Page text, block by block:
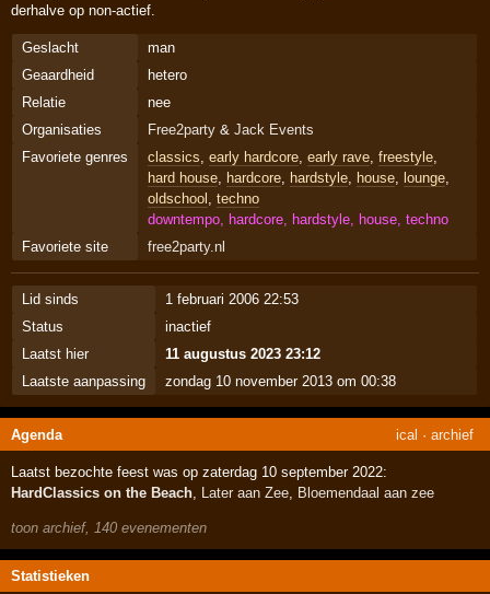
derhalve op non-actief.
Geslacht
man
Geaardheid
hetero
Relatie
nee
Organisaties
Free2party& Jack Events
Favoriete genres
classics early hardcore, early rave, freestyle,
hard house, hardcore, hardstyle, house, lounge,
oldschool techno
downtempo, hardcore, hardstyle, house, techno
Favoriete site
free2party.nl
Lid sinds
1 februari 2006 22:53
Status
inactief
Laatst hier
11 augustus 2023 23:12
Laatste aanpassing
zondag 10 november 2013 om 00:38
Agenda ical · archief
Laatst bezochte feest was op zaterdag 10 september 2022:
HardClassics on the Beach
Later aan Zee Bloemendaal aan zee
toon archief, 140 evenementen
Statistieken